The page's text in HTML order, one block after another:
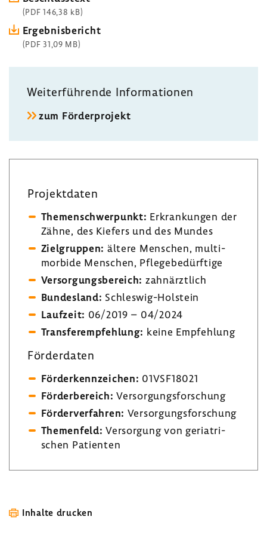
(PDF 146,38 kB)
Ergeb­nis­be­richt
(PDF 31,09 MB)
Weiter­füh­rende Infor­ma­tionen
zum Förder­pro­jekt
Projekt­daten
Themen­schwer­punkt: Erkran­kungen der
Zähne, des Kiefers und des Mundes
Ziel­gruppen: ältere Menschen, multi­
mor­bide Menschen, Pfle­ge­be­dürf­tige
Versor­gungs­be­reich: zahn­ärzt­lich
Bundes­land: Schleswig-​Holstein
Lauf­zeit: 06/2019 – 04/2024
Trans­fer­emp­feh­lung: keine Empfeh­lung
Förder­daten
Förder­kenn­zei­chen: 01VSF18021
Förder­be­reich: Versor­gungs­for­schung
Förder­ver­fahren: Versor­gungs­for­schung
Themen­feld: Versor­gung von geria­tri­
schen Pati­enten
Inhalte drucken